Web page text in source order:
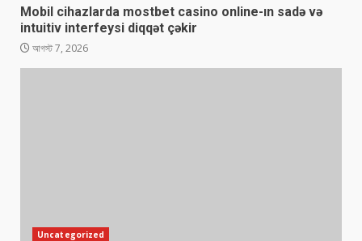
Mobil cihazlarda mostbet casino online-ın sadə və
intuitiv interfeysi diqqət çəkir
আগস্ট 7, 2026
Uncategorized